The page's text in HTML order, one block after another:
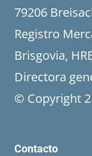
79206
Registro
Brisgovia,
Directora
© Copyright
Contacto